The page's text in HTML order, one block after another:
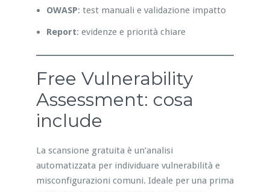
OWASP: test manuali e validazione impatto
Report: evidenze e priorità chiare
Free Vulnerability
Assessment: cosa
include
La scansione gratuita è un’analisi
automatizzata per individuare vulnerabilità e
misconfigurazioni comuni. Ideale per una prima